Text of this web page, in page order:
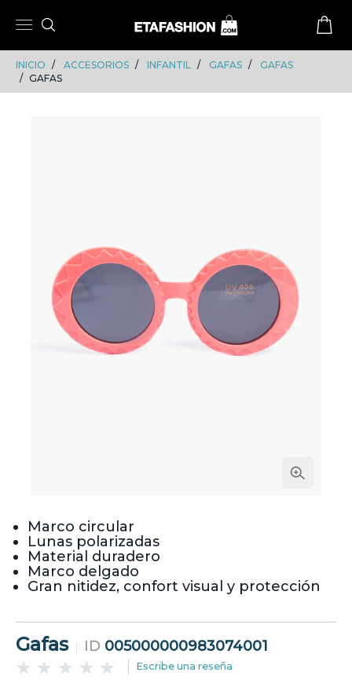
INICIO ACCESORIOS INFANTIL GAFAS
GAFAS
GAFAS
Marco circular
Lunas polarizadas
Material duradero
Marco delgado
Gran nitidez, confort visual y protección
Gafas ID 005000000983074001
Escribe una reseña